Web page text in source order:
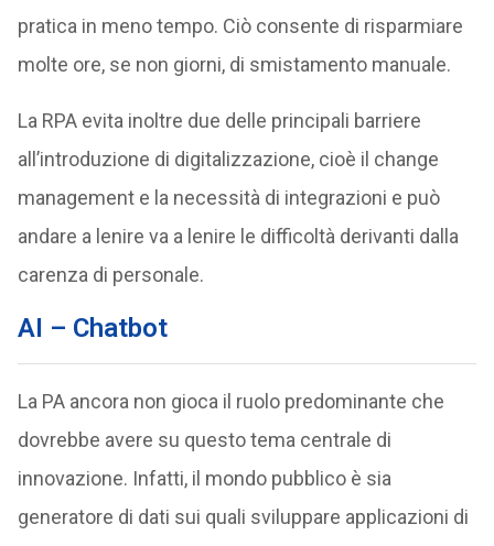
pratica in meno tempo. Ciò consente di risparmiare
molte ore, se non giorni, di smistamento manuale.
La RPA evita inoltre due delle principali barriere
all’introduzione di digitalizzazione, cioè il change
management e la necessità di integrazioni e può
andare a lenire va a lenire le difficoltà derivanti dalla
carenza di personale.
AI – Chatbot
La PA ancora non gioca il ruolo predominante che
dovrebbe avere su questo tema centrale di
innovazione. Infatti, il mondo pubblico è sia
generatore di dati sui quali sviluppare applicazioni di